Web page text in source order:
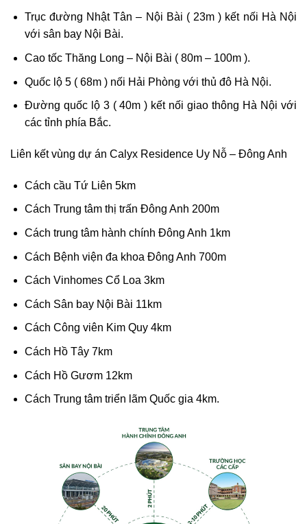
Trục đường Nhật Tân – Nội Bài ( 23m ) kết nối Hà Nội
với sân bay Nội Bài.
Cao tốc Thăng Long – Nội Bài ( 80m – 100m ).
Quốc lộ 5 ( 68m ) nối Hải Phòng với thủ đô Hà Nội.
Đường quốc lộ 3 ( 40m ) kết nối giao thông Hà Nội với
các tỉnh phía Bắc.
Liên kết vùng dự án Calyx Residence Uy Nỗ – Đông Anh
Cách cầu Tứ Liên 5km
Cách Trung tâm thị trấn Đông Anh 200m
Cách trung tâm hành chính Đông Anh 1km
Cách Bệnh viện đa khoa Đông Anh 700m
Cách Vinhomes Cổ Loa 3km
Cách Sân bay Nội Bài 11km
Cách Công viên Kim Quy 4km
Cách Hồ Tây 7km
Cách Hồ Gươm 12km
Cách Trung tâm triển lãm Quốc gia 4km.